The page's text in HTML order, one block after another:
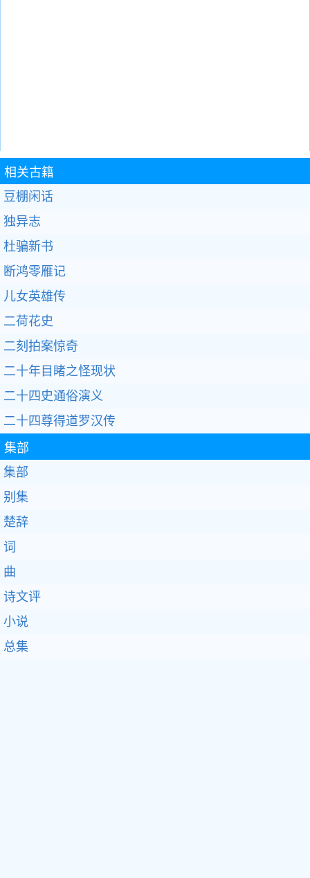
相关古籍
豆棚闲话
独异志
杜骗新书
断鸿零雁记
儿女英雄传
二荷花史
二刻拍案惊奇
二十年目睹之怪现状
二十四史通俗演义
二十四尊得道罗汉传
集部
集部
别集
楚辞
词
曲
诗文评
小说
总集